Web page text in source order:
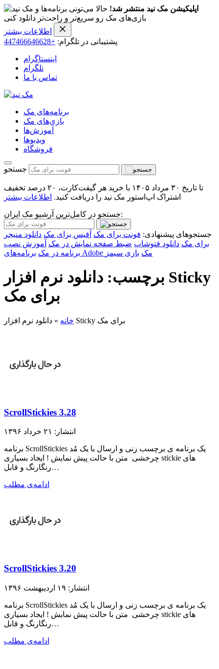
اپلیکیشن مک نید منتشر شد! حالا می‌تونی برنامه‌ها و
بازی‌های مک رو سریع‌تر و راحت‌تر دانلود کنی
اطلاعات بیشتر
پشتیبانی در تلگرام: +447466646628
اینستاگرام
تلگرام
تماس با ما
برنامه‌های مک
بازی‌های مک
آموزش‌ها
ویدیو‌ها
فروشگاه
جستجو
تا تاریخ ۳۰ مرداد ۱۴۰۵ با خرید هر گیفت‌کارت، ۲۰ درصد تخفیف
اشتراک اپ‌استور مک نید را دریافت کنید. اطلاعات بیشتر
جستجو در کامل‌ترین آرشیو مک ایران:
جستجوهای پیشنهادی: فونت برای مک آفیس برای مک دانلود منیجر
برای مک دانلود فتوشاپ ضبط صفحه نمایش در مک آموزش نصب
برنامه در مک
برنامه‌های Adobe مک بازی سیمز
برچسب: دانلود نرم افزار Sticky
برای مک
خانه » دانلود نرم افزار Sticky برای مک
ScrollStickies 3.28
انتشار: ۲۱ خرداد ۱۳۹۶
برنامه ScrollStickies یک برنامه ی برچسب زنی و ارسال با یک مُد
چرخشی متن با حالت پیش نمایش ! ایجاد بسیاری stickie های
رنگارنگ و قابل…
ادامه‌ی مطلب
ScrollStickies 3.20
انتشار: ۱۹ اردیبهشت ۱۳۹۶
برنامه ScrollStickies یک برنامه ی برچسب زنی و ارسال با یک مُد
چرخشی متن با حالت پیش نمایش ! ایجاد بسیاری stickie های
رنگارنگ و قابل…
ادامه‌ی مطلب